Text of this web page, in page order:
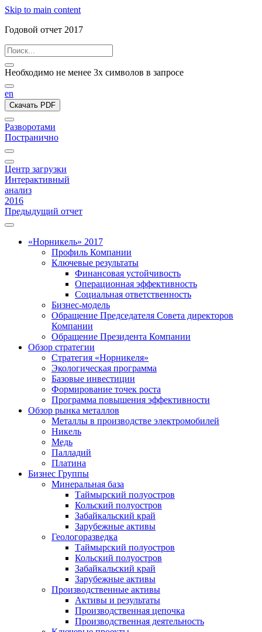
Skip to main content
Годовой отчет 2017
Необходимо не менее 3х символов в запросе
en
Скачать PDF
Разворотами
Постранично
Центр загрузки
Интерактивный
анализ
2016
Предыдущий отчет
«Норникель» 2017
Профиль Компании
Ключевые результаты
Финансовая устойчивость
Операционная эффективность
Социальная ответственность
Бизнес-модель
Обращение Председателя Совета директоров
Компании
Обращение Президента Компании
Обзор стратегии
Стратегия «Норникеля»
Экологическая программа
Базовые инвестиции
Формирование точек роста
Программа повышения эффективности
Обзор рынка металлов
Металлы в производстве электромобилей
Никель
Медь
Палладий
Платина
Бизнес Группы
Минеральная база
Таймырский полуостров
Кольский полуостров
Забайкальский край
Зарубежные активы
Геологоразведка
Таймырский полуостров
Кольский полуостров
Забайкальский край
Зарубежные активы
Производственные активы
Активы и результаты
Производственная цепочка
Производственная деятельность